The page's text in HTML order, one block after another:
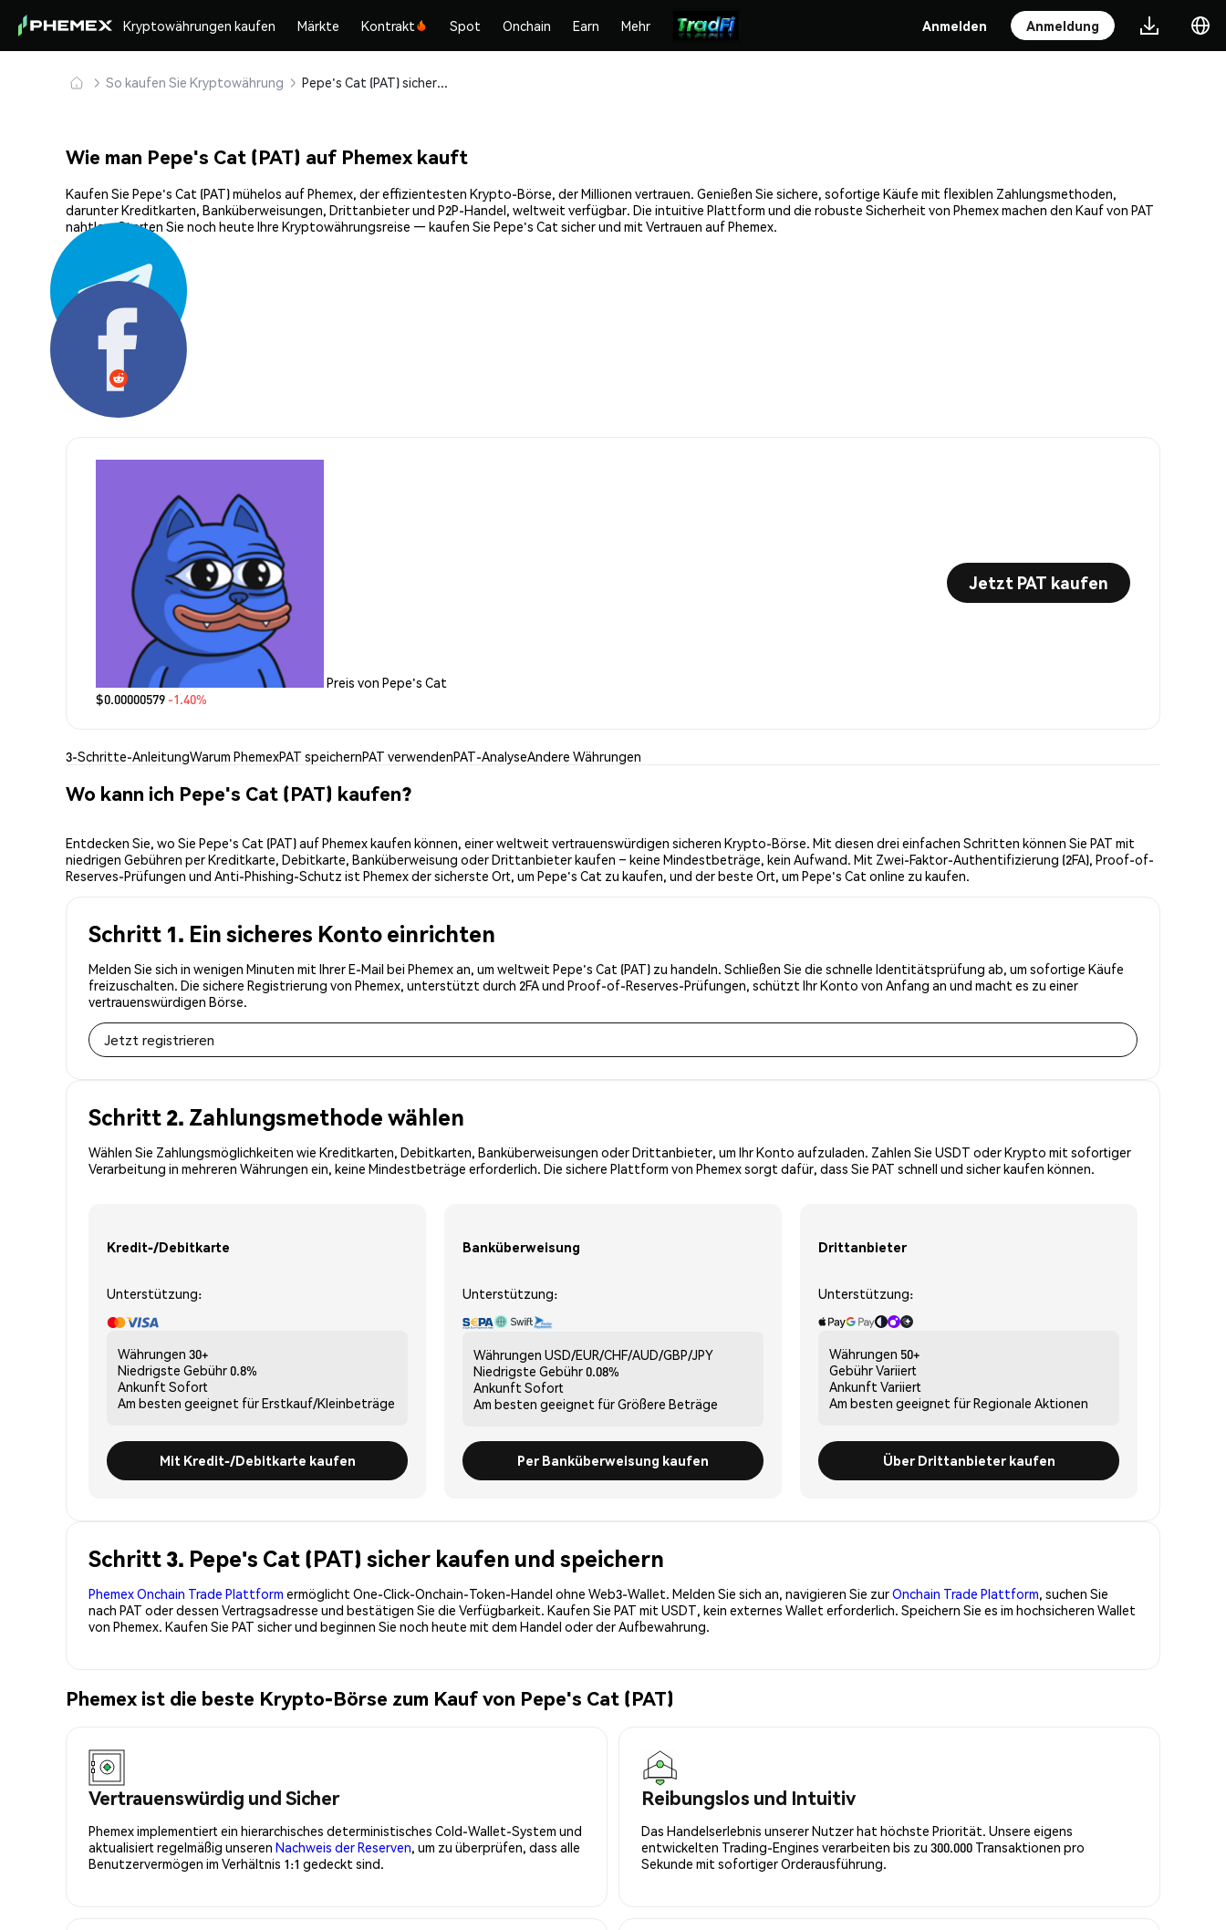
Kryptowährungen kaufen Märkte Kontrakt Spot Onchain Earn Mehr Anmelden Anmeldung
So kaufen Sie Kryptowährung Pepe's Cat (PAT) sicher kaufen und speichern
Wie man Pepe's Cat (PAT) auf Phemex kauft
Kaufen Sie Pepe's Cat (PAT) mühelos auf Phemex, der effizientesten Krypto-Börse, der Millionen vertrauen. Genießen Sie sichere, sofortige Käufe mit flexiblen Zahlungsmethoden,
darunter Kreditkarten, Banküberweisungen, Drittanbieter und P2P-Handel, weltweit verfügbar. Die intuitive Plattform und die robuste Sicherheit von Phemex machen den Kauf von PAT
nahtlos. Starten Sie noch heute Ihre Kryptowährungsreise — kaufen Sie Pepe's Cat sicher und mit Vertrauen auf Phemex.
Preis von Pepe's Cat
$0.00000579 -1.40%
Jetzt PAT kaufen
3-Schritte-AnleitungWarum PhemexPAT speichernPAT verwendenPAT-AnalyseAndere Währungen
Wo kann ich Pepe's Cat (PAT) kaufen?
Entdecken Sie, wo Sie Pepe's Cat (PAT) auf Phemex kaufen können, einer weltweit vertrauenswürdigen sicheren Krypto-Börse. Mit diesen drei einfachen Schritten können Sie PAT mit
niedrigen Gebühren per Kreditkarte, Debitkarte, Banküberweisung oder Drittanbieter kaufen – keine Mindestbeträge, kein Aufwand. Mit Zwei-Faktor-Authentifizierung (2FA), Proof-of-
Reserves-Prüfungen und Anti-Phishing-Schutz ist Phemex der sicherste Ort, um Pepe's Cat zu kaufen, und der beste Ort, um Pepe's Cat online zu kaufen.
Schritt 1. Ein sicheres Konto einrichten
Melden Sie sich in wenigen Minuten mit Ihrer E-Mail bei Phemex an, um weltweit Pepe's Cat (PAT) zu handeln. Schließen Sie die schnelle Identitätsprüfung ab, um sofortige Käufe
freizuschalten. Die sichere Registrierung von Phemex, unterstützt durch 2FA und Proof-of-Reserves-Prüfungen, schützt Ihr Konto von Anfang an und macht es zu einer
vertrauenswürdigen Börse.
Jetzt registrieren
Schritt 2. Zahlungsmethode wählen
Wählen Sie Zahlungsmöglichkeiten wie Kreditkarten, Debitkarten, Banküberweisungen oder Drittanbieter, um Ihr Konto aufzuladen. Zahlen Sie USDT oder Krypto mit sofortiger
Verarbeitung in mehreren Währungen ein, keine Mindestbeträge erforderlich. Die sichere Plattform von Phemex sorgt dafür, dass Sie PAT schnell und sicher kaufen können.
Kredit-/Debitkarte
Unterstützung:
Währungen 30+
Niedrigste Gebühr0.8%
Ankunft Sofort
Am besten geeignet fürErstkauf/Kleinbeträge
Mit Kredit-/Debitkarte kaufen
Banküberweisung
Unterstützung:
Währungen USD/EUR/CHF/AUD/GBP/JPY
Niedrigste Gebühr0.08%
Ankunft Sofort
Am besten geeignet fürGrößere Beträge
Per Banküberweisung kaufen
Drittanbieter
Unterstützung:
Währungen 50+
GebührVariiert
Ankunft Variiert
Am besten geeignet fürRegionale Aktionen
Über Drittanbieter kaufen
Schritt 3. Pepe's Cat (PAT) sicher kaufen und speichern
Phemex Onchain Trade Plattform ermöglicht One-Click-Onchain-Token-Handel ohne Web3-Wallet. Melden Sie sich an, navigieren Sie zurOnchain Trade Plattform, suchen Sie
nach PAT oder dessen Vertragsadresse und bestätigen Sie die Verfügbarkeit. Kaufen Sie PAT mit USDT, kein externes Wallet erforderlich. Speichern Sie es im hochsicheren Wallet
von Phemex. Kaufen Sie PAT sicher und beginnen Sie noch heute mit dem Handel oder der Aufbewahrung.
Phemex ist die beste Krypto-Börse zum Kauf von Pepe's Cat (PAT)
Vertrauenswürdig und Sicher
Phemex implementiert ein hierarchisches deterministisches Cold-Wallet-System und
aktualisiert regelmäßig unseren Nachweis der Reserven, um zu überprüfen, dass alle
Benutzervermögen im Verhältnis 1:1 gedeckt sind.
Reibungslos und Intuitiv
Das Handelserlebnis unserer Nutzer hat höchste Priorität. Unsere eigens
entwickelten Trading-Engines verarbeiten bis zu 300.000 Transaktionen pro
Sekunde mit sofortiger Orderausführung.